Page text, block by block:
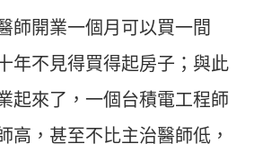
師開業一個月可以買一間
年不見得買得起房子；與此
起來了，一個台積電工程師
高，甚至不比主治醫師低，